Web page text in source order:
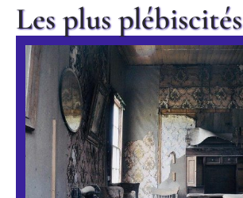
Les plus plébiscités